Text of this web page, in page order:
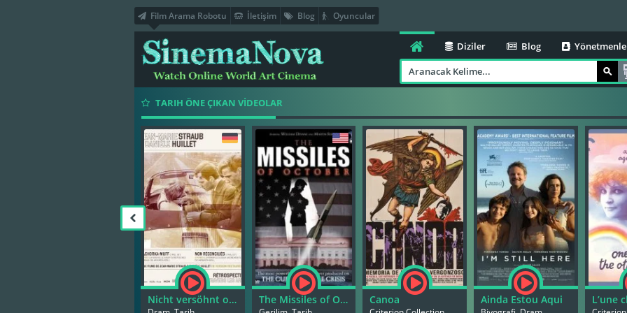
Film Arama Robotu İletişim Blog Oyuncular
Diziler Blog
TARIH ÖNE ÇIKAN VİDEOLAR
Nicht versöhnt oder Es hilft nur Gewalt, wo Gewalt herrscht The Missiles of October Canoa Ainda Estou Aqui